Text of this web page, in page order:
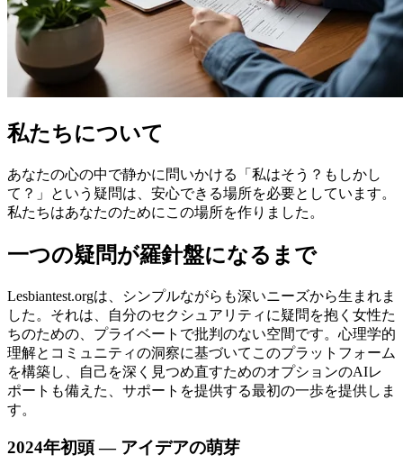
私たちについて
あなたの心の中で静かに問いかける「私はそう？もしかし
て？」という疑問は、安心できる場所を必要としています。
私たちはあなたのためにこの場所を作りました。
一つの疑問が羅針盤になるまで
Lesbiantest.orgは、シンプルながらも深いニーズから生まれま
した。それは、自分のセクシュアリティに疑問を抱く女性た
ちのための、プライベートで批判のない空間です。心理学的
理解とコミュニティの洞察に基づいてこのプラットフォーム
を構築し、自己を深く見つめ直すためのオプションのAIレ
ポートも備えた、サポートを提供する最初の一歩を提供しま
す。
2024年初頭 — アイデアの萌芽